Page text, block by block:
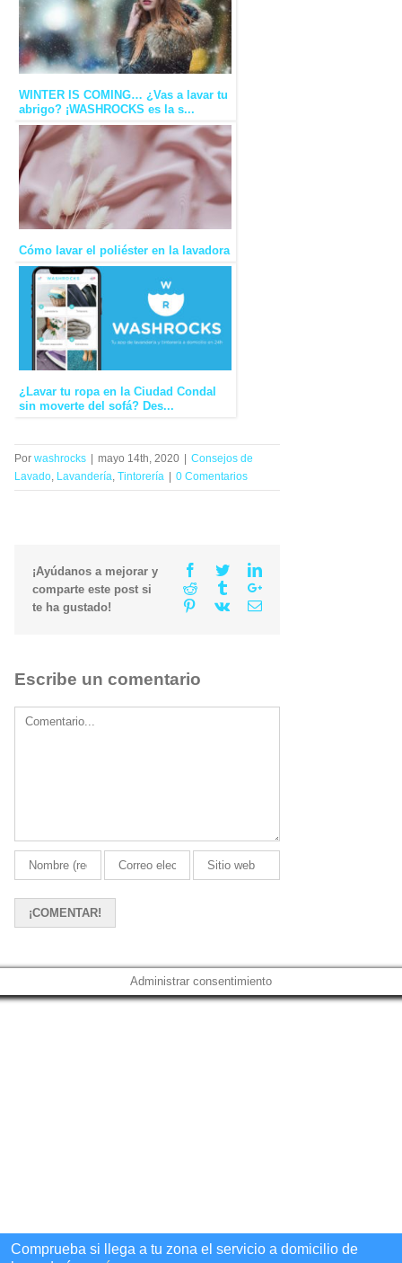
WINTER IS COMING… ¿Vas a lavar tu
abrigo? ¡WASHROCKS es la s...
Cómo lavar el poliéster en la lavadora
¿Lavar tu ropa en la Ciudad Condal
sin moverte del sofá? Des...
Por washrocks mayo 14th, 2020
Consejos de
Lavado, Lavandería, Tintorería 0 Comentarios
¡Ayúdanos a mejorar y
comparte este post si
te ha gustado!
Facebook
TwitterLinkedin
Reddit
TumblrGoogle+
Pinterest
Vk Email
Escribe un comentario
Comment
Comprueba si llega a tu zona el servicio a domicilio de
Administrar consentimiento